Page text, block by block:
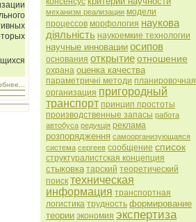
механизм реализации модели
процессов морфология наукова
діяльність наукоемкие технологии
научные инновации осипов
основания открытиеотношение
охрана оценка качества
параметричні методи планировочная
организация пригородный
транспорт принцип простоты
производственные запасы работа
автобуса редукція реклама
розпорядження самоорганизующаяся
система сергеев сообщение список
структуралистская концепция
стыковка тарский теоретический
поиск техническая
информация транспортная
логистика трудность формирование
теории экономия экспертиза